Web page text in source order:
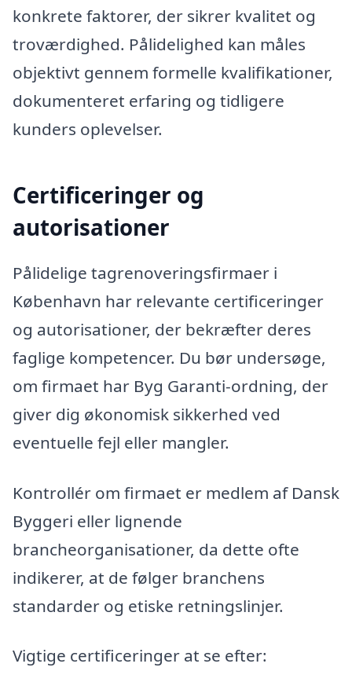
konkrete faktorer, der sikrer kvalitet og
troværdighed. Pålidelighed kan måles
objektivt gennem formelle kvalifikationer,
dokumenteret erfaring og tidligere
kunders oplevelser.
Certificeringer og
autorisationer
Pålidelige tagrenoveringsfirmaer i
København har relevante certificeringer
og autorisationer, der bekræfter deres
faglige kompetencer. Du bør undersøge,
om firmaet har Byg Garanti-ordning, der
giver dig økonomisk sikkerhed ved
eventuelle fejl eller mangler.
Kontrollér om firmaet er medlem af Dansk
Byggeri eller lignende
brancheorganisationer, da dette ofte
indikerer, at de følger branchens
standarder og etiske retningslinjer.
Vigtige certificeringer at se efter: